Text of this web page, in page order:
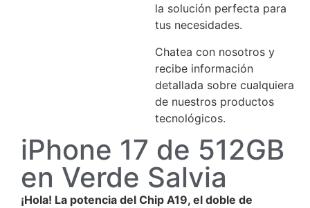
la solución perfecta para
tus necesidades.
Chatea con nosotros y
recibe información
detallada sobre cualquiera
de nuestros productos
tecnológicos.
iPhone 17 de 512GB
en Verde Salvia
¡Hola! La potencia del Chip A19, el doble de